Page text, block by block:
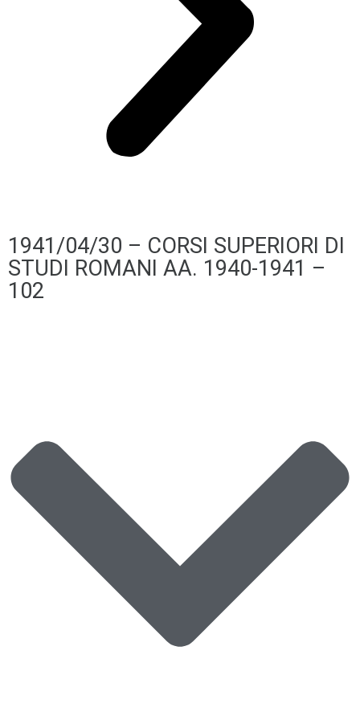
1941/04/30 – CORSI SUPERIORI DI
STUDI ROMANI AA. 1940-1941 –
102